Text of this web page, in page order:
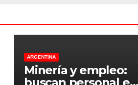
ARGENTINA
Minería y empleo: